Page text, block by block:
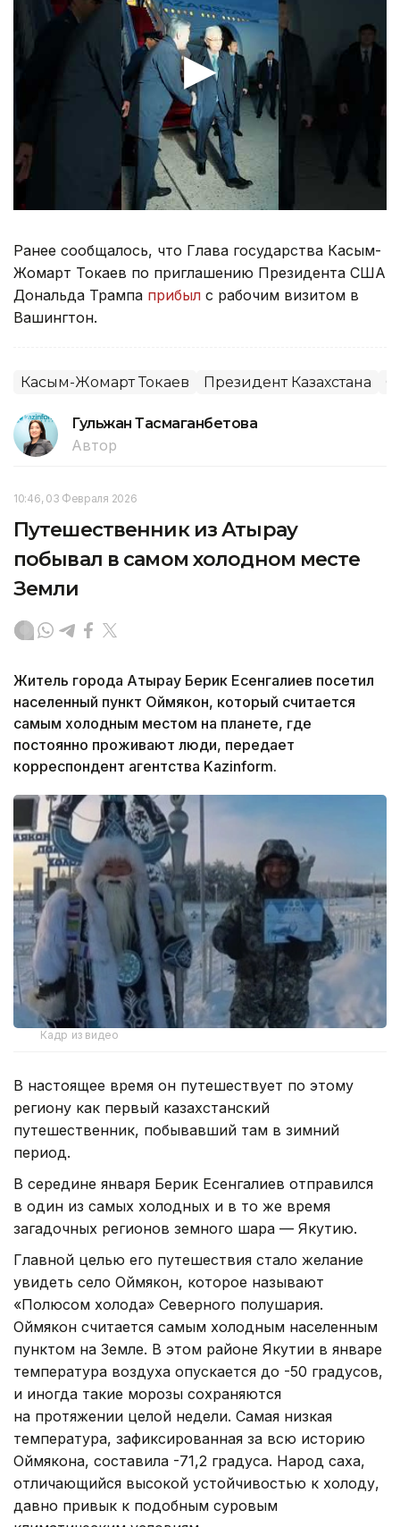
Ранее сообщалось, что Глава государства Касым-
Жомарт Токаев по приглашению Президента США
Дональда Трампа прибыл с рабочим визитом в
Вашингтон.
Касым-Жомарт Токаев Президент Казахстана
Гульжан Тасмаганбетова
Автор
10:46, 03 Февраля 2026
Путешественник из Атырау
побывал в самом холодном месте
Земли
Житель города Атырау Берик Есенгалиев посетил
населенный пункт Оймякон, который считается
самым холодным местом на планете, где
постоянно проживают люди, передает
корреспондент агентства Kazinform.
Кадр из видео
В настоящее время он путешествует по этому
региону как первый казахстанский
путешественник, побывавший там в зимний
период.
В середине января Берик Есенгалиев отправился
в один из самых холодных и в то же время
загадочных регионов земного шара — Якутию.
Главной целью его путешествия стало желание
увидеть село Оймякон, которое называют
«Полюсом холода» Северного полушария.
Оймякон считается самым холодным населенным
пунктом на Земле. В этом районе Якутии в январе
температура воздуха опускается до -50 градусов,
и иногда такие морозы сохраняются
на протяжении целой недели. Самая низкая
температура, зафиксированная за всю историю
Оймякона, составила -71,2 градуса. Народ саха,
отличающийся высокой устойчивостью к холоду,
давно привык к подобным суровым